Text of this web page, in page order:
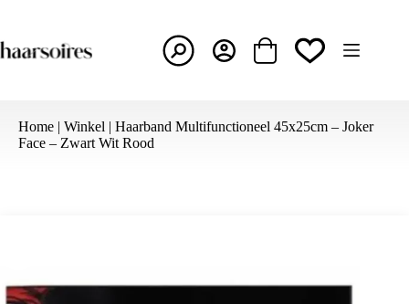
de
inhoud
Winkelwagen
Home | Winkel | Haarband Multifunctioneel 45x25cm – Joker
Face – Zwart Wit Rood